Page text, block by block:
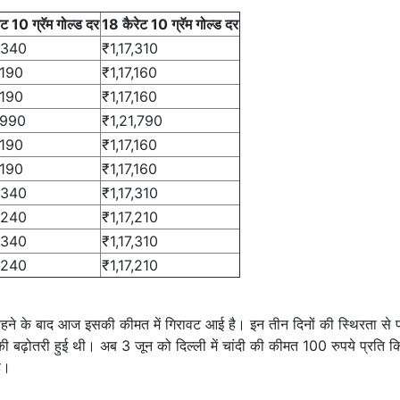
10 ग्रॅम गोल्ड दर18 कैरेट 10 ग्रॅम गोल्ड दर
₹1,17,310
₹1,17,160
₹1,17,160
₹1,21,790
₹1,17,160
₹1,17,160
₹1,17,310
₹1,17,210
₹1,17,310
₹1,17,210
के बाद आज इसकी कीमत में गिरावट आई है। इन तीन दिनों की स्थिरता से
हुई थी। अब 3 जून को दिल्ली में चांदी की कीमत 100 रुपये प्रति